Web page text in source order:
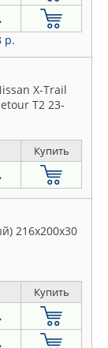
р.
X-Trail
T2 23-
Купить
216x200x30
Купить